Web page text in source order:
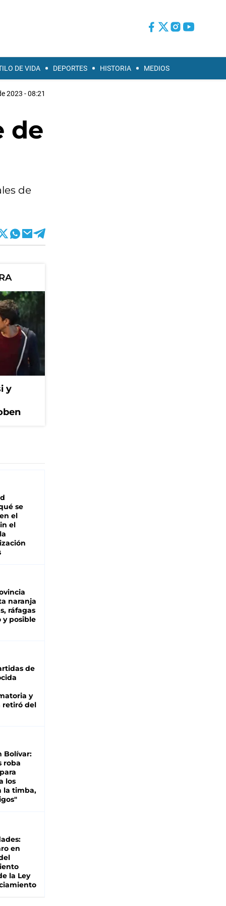
DE VIDA DEPORTES HISTORIA MEDIOS
2023 - 08:21
de
de
y
se
el
el
naranja
ráfagas
y posible
de
y
retiró del
Bolívar:
roba
los
la timba,
en
la Ley